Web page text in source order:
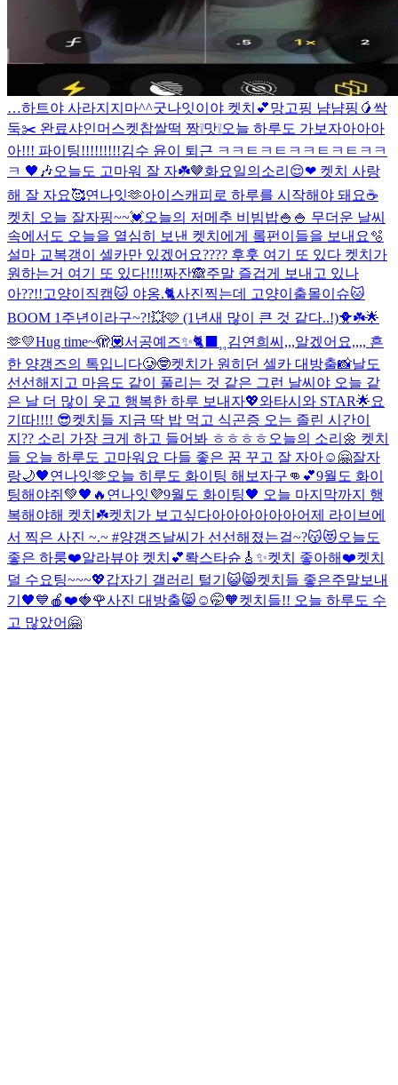
…하트야 사라지지마^^굿나잇이야 켓치💕망고핑 냠냠핑🥭 싹
둑✂️ 완료샤인머스켓찹쌀떡 짱❕맛❕오늘 하루도 가보자아아아
아!!! 파이팅!!!!!!!!!김수 윤이 퇴근 ㅋㅋㅌㅋㅌㅋㅋㅌㅋㅌㅋㅋ
ㅋ 🖤🎶오늘도 고마워 잘 자☘️🤎화요일의소리😌❤ 켓치 사랑
해 잘 자요🥰연나잇🫶아이스캐피로 하루를 시작해야 돼요☕️
켓치 오늘 잘자핑~~💓오늘의 저메추 비빔밥🍚🍚 무더운 날씨
속에서도 오늘을 열심히 보낸 켓치에게 롴펀이들을 보내요🫧
설마 교복갱이 셀카만 있겠어요???? 후훗 여기 또 있다 켓치가
원하는거 여기 또 있다!!!!짜잔🙈주말 즐겁게 보내고 있나
아??!!고양이직캠🐱 야옹.🐈사진찍는데 고양이출몰이슈🐱
BOOM 1주년이라구~?!💥🩷 (1년새 많이 큰 것 같다..!)🐥☘️🌟
🫶💛Hug time~🫣💟서공예즈✨🐈‍⬛⸒⸒ 김연희씨,,,알겠어요,,,, 흔
한 양갱즈의 톡입니다🥲🤓켓치가 원히던 셀카 대방출📸날도
선선해지고 마음도 같이 풀리는 것 같은 그런 날씨야 오늘 같
은 날 더 많이 웃고 행복한 하루 보내자💖와타시와 STAR🌟요
기따!!!! 😎켓치들 지금 딱 밥 먹고 식곤증 오는 졸린 시간이
지?? 소리 가장 크게 하고 들어봐 ㅎㅎㅎㅎ 오늘의 소리🌼 켓치
들 오늘 하루도 고마워요 다들 좋은 꿈 꾸고 잘 자아☺🤗잘자
랑🌙🖤연나잇🫶오늘 히루도 화이팅 해보자구👊💕9월도 화이
팅해야쥐💚🖤🔥 연나잇💜9월도 화이팅🖤 오늘 마지막까지 행
복해야해 켓치☘️켓치가 보고싶다아아아아아아어제 라이브에
서 찍은 사진 ~.~ #양갱즈날씨가 선선해졌는걸~?😽😻오늘도
좋은 하룽❤️알라뷰야 켓치💕롹스타슌🎸✨켓치 좋아해❤️켓치
덜 수요팅~~~💖갑자기 갤러리 털기😺😸켓치들 좋은주말보내
기🖤💙 🍎❤️🍓🌹사진 대방출😸☺🤭🧡켓치들!! 오늘 하루도 수
고 많았어🤗